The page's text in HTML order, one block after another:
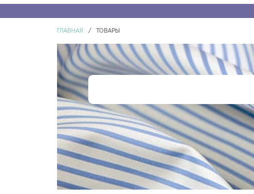
ГЛАВНАЯ / ТОВАРЫ